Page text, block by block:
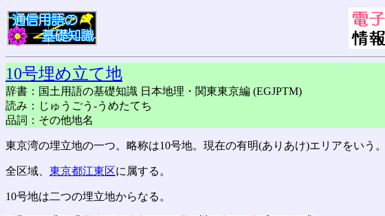
10号埋め立て地
辞書：国土用語の基礎知識 日本地理・関東東京編 (EGJPTM)
読み：じゅうごう-うめたてち
品詞：その他地名
東京湾の埋立地の一つ。略称は10号地。現在の有明(ありあけ)エリアをいう。
全区域、 東京都江東区に属する。
10号地は二つの埋立地からなる。